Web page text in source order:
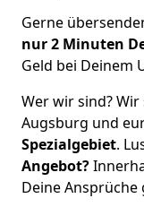
Gerne
nur2 Minuten
Geld bei Deinem
Wer wir sind?
Augsburg und
Spezialgebiet.
Angebot?
Deine Ansprüche